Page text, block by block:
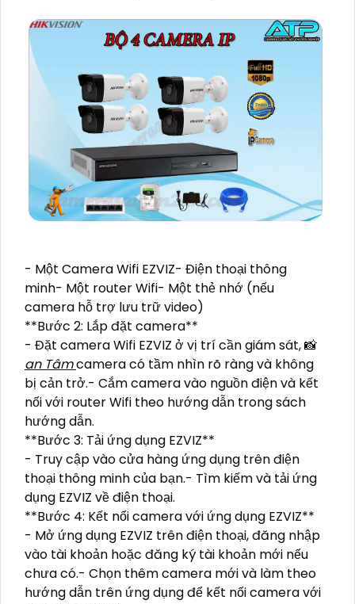
- Một Camera Wifi EZVIZ- Điện thoại thông
minh- Một router Wifi- Một thẻ nhớ (nếu
camera hỗ trợ lưu trữ video)
**Bước 2: Lắp đặt camera**
- Đặt camera Wifi EZVIZ ở vị trí cần giám sát, 📸
an Tâmcamera có tầm nhìn rõ ràng và không
bị cản trở.- Cắm camera vào nguồn điện và kết
nối với router Wifi theo hướng dẫn trong sách
hướng dẫn.
**Bước 3: Tải ứng dụng EZVIZ**
- Truy cập vào cửa hàng ứng dụng trên điện
thoại thông minh của bạn.- Tìm kiếm và tải ứng
dụng EZVIZ về điện thoại.
**Bước 4: Kết nối camera với ứng dụng EZVIZ**
- Mở ứng dụng EZVIZ trên điện thoại, đăng nhập
vào tài khoản hoặc đăng ký tài khoản mới nếu
chưa có.- Chọn thêm camera mới và làm theo
hướng dẫn trên ứng dụng để kết nối camera với